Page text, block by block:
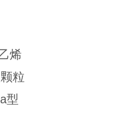
烯
粒
型